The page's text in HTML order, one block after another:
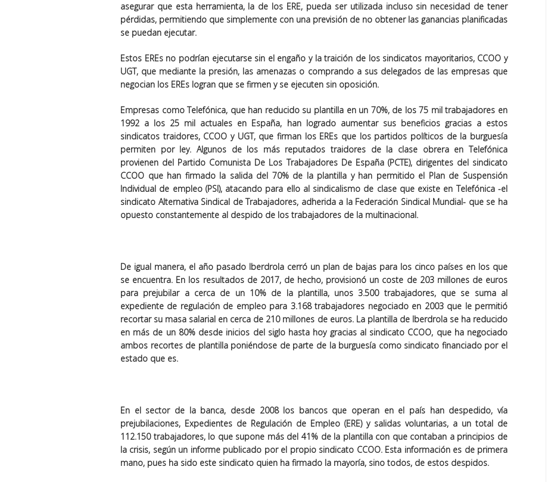
asegurar que esta herramienta, la de los ERE, pueda ser utilizada incluso sin necesidad de tener
pérdidas, permitiendo que simplemente con una previsión de no obtener las ganancias planificadas
se puedan ejecutar.
Estos EREs no podrían ejecutarse sin el engaño y la traición de los sindicatos mayoritarios, CCOO y
UGT, que mediante la presión, las amenazas o comprando a sus delegados de las empresas que
negocian los EREs logran que se firmen y se ejecuten sin oposición.
Empresas como Telefónica, que han reducido su plantilla en un 70%, de los 75 mil trabajadores en
1992 a los 25 mil actuales en España, han logrado aumentar sus beneficios gracias a estos
sindicatos traidores, CCOO y UGT, que firman los EREs que los partidos políticos de la burguesía
permiten por ley. Algunos de los más reputados traidores de la clase obrera en Telefónica
provienen del Partido Comunista De Los Trabajadores De España (PCTE), dirigentes del sindicato
CCOO que han firmado la salida del 70% de la plantilla y han permitido el Plan de Suspensión
Individual de empleo (PSI), atacando para ello al sindicalismo de clase que existe en Telefónica -el
sindicato Alternativa Sindical de Trabajadores, adherida a la Federación Sindical Mundial- que se ha
opuesto constantemente al despido de los trabajadores de la multinacional.
De igual manera, el año pasado Iberdrola cerró un plan de bajas para los cinco países en los que
se encuentra. En los resultados de 2017, de hecho, provisionó un coste de 203 millones de euros
para prejubilar a cerca de un 10% de la plantilla, unos 3.500 trabajadores, que se suma al
expediente de regulación de empleo para 3.168 trabajadores negociado en 2003 que le permitió
recortar su masa salarial en cerca de 210 millones de euros. La plantilla de Iberdrola se ha reducido
en más de un 80% desde inicios del siglo hasta hoy gracias al sindicato CCOO, que ha negociado
ambos recortes de plantilla poniéndose de parte de la burguesía como sindicato financiado por el
estado que es.
En el sector de la banca, desde 2008 los bancos que operan en el país han despedido, vía
prejubilaciones, Expedientes de Regulación de Empleo (ERE) y salidas voluntarias, a un total de
112.150 trabajadores, lo que supone más del 41% de la plantilla con que contaban a principios de
la crisis, según un informe publicado por el propio sindicato CCOO. Esta información es de primera
mano, pues ha sido este sindicato quien ha firmado la mayoría, sino todos, de estos despidos.